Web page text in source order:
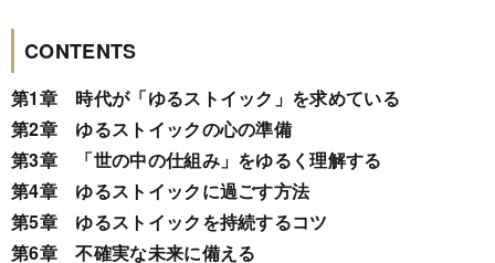
CONTENTS
第1章 時代が「ゆるストイック」を求めている
第2章 ゆるストイックの心の準備
第3章 「世の中の仕組み」をゆるく理解する
第4章 ゆるストイックに過ごす方法
第5章 ゆるストイックを持続するコツ
第6章 不確実な未来に備える